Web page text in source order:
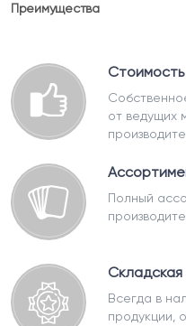
Преимущества
Стоимость
от ведущих
Полный
Всегда в
продукции,